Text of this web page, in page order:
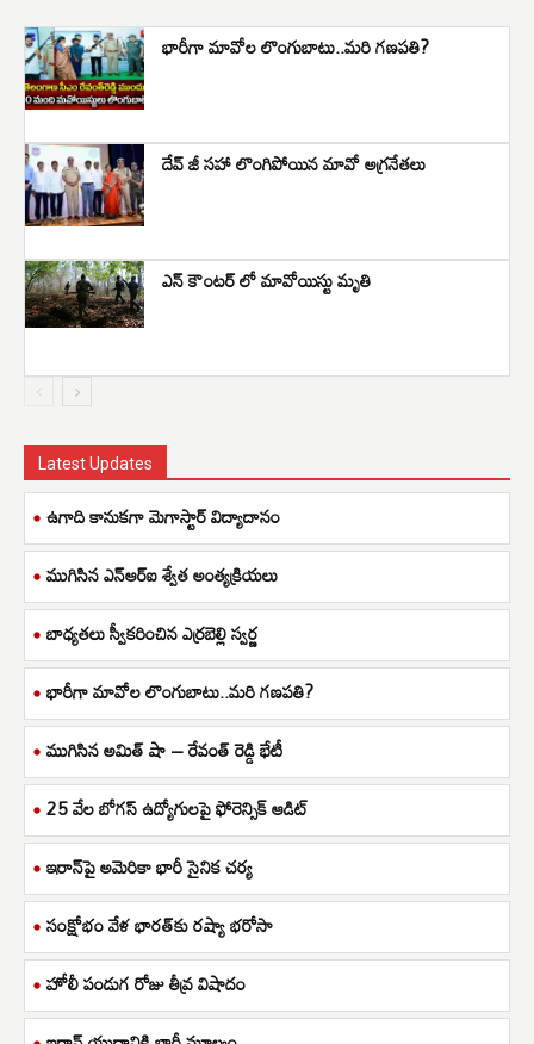
భారీగా మావోల లొంగుబాటు..మరి గణపతి?
దేవ్ జీ సహా లొంగిపోయిన మావో అగ్రనేతలు
ఎన్ కౌంటర్ లో మావోయిస్టు మృతి
Latest Updates
ఉగాది కానుకగా మెగాస్టార్ విద్యాదానం
ముగిసిన ఎన్ఆర్ఐ శ్వేత అంత్యక్రియలు
బాధ్యతలు స్వీకరించిన ఎర్రబెల్లి స్వర్ణ
భారీగా మావోల లొంగుబాటు..మరి గణపతి?
ముగిసిన అమిత్ షా – రేవంత్ రెడ్డి భేటీ
25 వేల బోగస్ ఉద్యోగులపై ఫోరెన్సిక్ ఆడిట్
ఇరాన్‌పై అమెరికా భారీ సైనిక చర్య
సంక్షోభం వేళ భారత్‌కు రష్యా భరోసా
హోలీ పండుగ రోజు తీవ్ర విషాదం